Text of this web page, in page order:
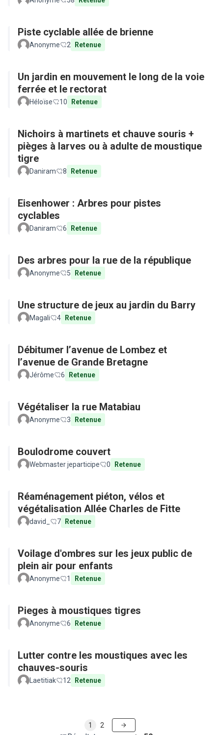
Piste cyclable allée de brienne
Anonyme 2 Retenue
Un jardin en mouvement le long de la voie
ferrée et le rectorat
Héloïse 10 Retenue
Nichoirs à martinets et chauve souris +
pièges à larves ou à adulte de moustique
tigre
Daniram 8 Retenue
Eisenhower : Arbres pour pistes
cyclables
Daniram 6 Retenue
Des arbres pour la rue de la république
Anonyme 5 Retenue
Une structure de jeux au jardin du Barry
Magali 4 Retenue
Débitumer l’avenue de Lombez et
l’avenue de Grande Bretagne
Jérôme 6 Retenue
Végétaliser la rue Matabiau
Anonyme 3 Retenue
Boulodrome couvert
Webmaster jeparticipe 0 Retenue
Réaménagement piéton, vélos et
végétalisation Allée Charles de Fitte
david_ 7 Retenue
Voilage d'ombres sur les jeux public de
plein air pour enfants
Anonyme 1 Retenue
Pieges à moustiques tigres
Anonyme 6 Retenue
Lutter contre les moustiques avec les
chauves-souris
Laetitiak 12 Retenue
1 2